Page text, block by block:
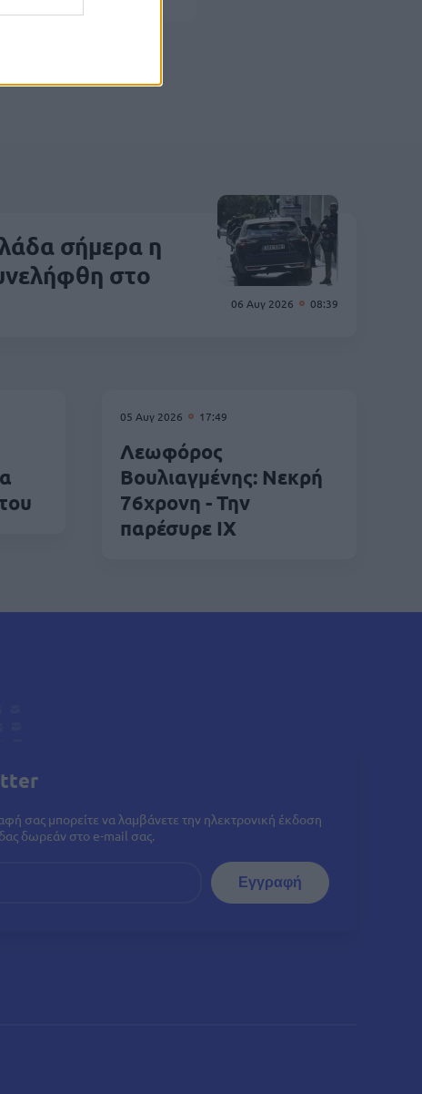
06 Αυγ 2026 08:39
σήμερα η
στο
05 Αυγ 2026 17:49
Λεωφόρος
Βουλιαγμένης: Νεκρή
76χρονη - Την
παρέσυρε ΙΧ
σας μπορείτε να λαμβάνετε την ηλεκτρονική έκδοση
δωρεάν στο e-mail σας.